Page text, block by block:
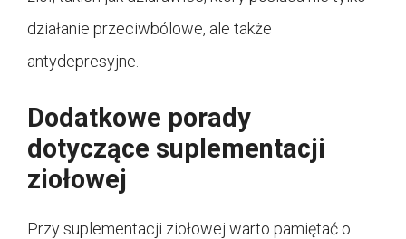
działanie przeciwbólowe, ale także
antydepresyjne.
Dodatkowe porady
dotyczące suplementacji
ziołowej
Przy suplementacji ziołowej warto pamiętać o